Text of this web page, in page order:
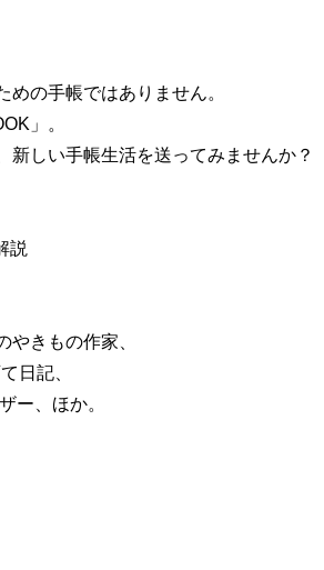
の手帳ではありません。
」。
新しい手帳生活を送ってみませんか？
説
きもの作家、
日記、
ー、ほか。